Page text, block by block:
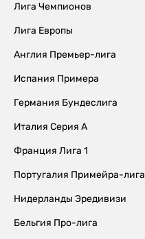
Лига Чемпионов
Лига Европы
Англия Премьер-лига
Испания Примера
Германия Бундеслига
Италия Серия А
Франция Лига 1
Португалия Примейра-лига
Нидерланды Эредивизи
Бельгия Про-лига